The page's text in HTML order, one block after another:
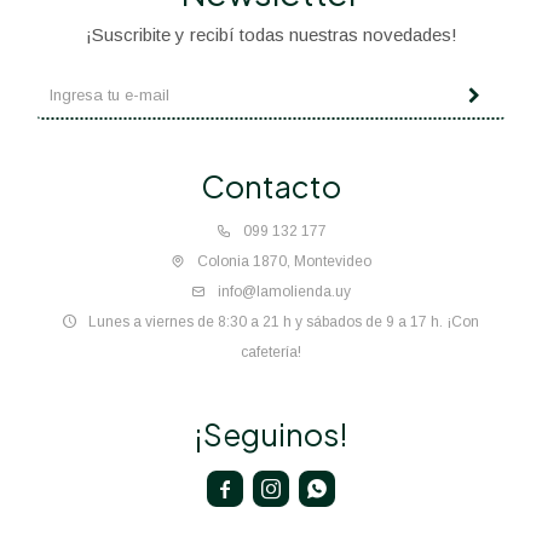
Contacto
099 132 177
Colonia 1870, Montevideo
info@lamolienda.uy
Lunes a viernes de 8:30 a 21 h y sábados de 9 a 17 h. ¡Con
cafetería!
¡Suscribite y recibí todas nuestras novedades!
¡Seguinos!
  